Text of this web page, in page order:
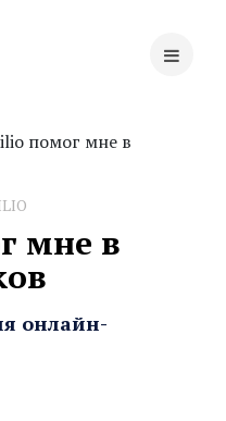
помог мне в
мне в
онлайн-